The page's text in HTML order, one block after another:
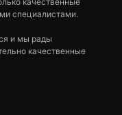
специалистами.
и мы рады
качественные